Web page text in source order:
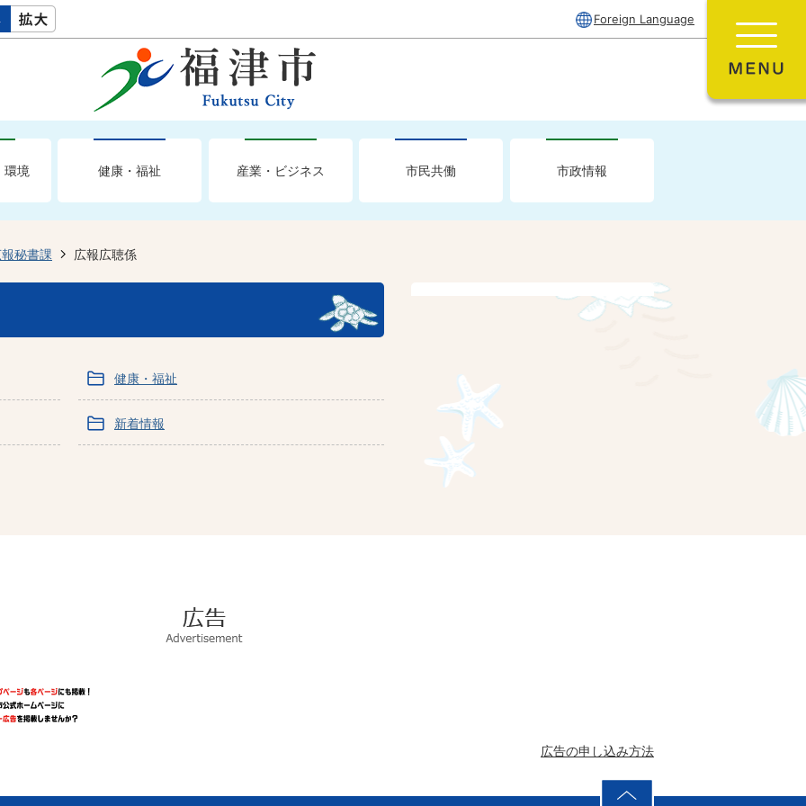
Foreign Language
環境 健康・福祉 産業・ビジネス 市民共働 市政情報
秘書課 広報広聴係
健康・福祉
新着情報
告
広告の申し込み方法